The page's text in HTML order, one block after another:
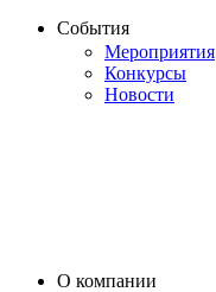
События
Мероприятия
Конкурсы
Новости
О компании